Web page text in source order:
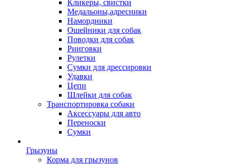
Кликеры, свистки
Медальоны,адресники
Намордники
Ошейники для собак
Поводки для собак
Ринговки
Рулетки
Сумки для дрессировки
Удавки
Цепи
Шлейки для собак
Транспортировка собаки
Аксессуары для авто
Переноски
Сумки
Грызуны
Корма для грызунов